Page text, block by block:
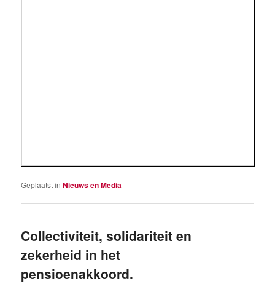
Geplaatst in Nieuws en Media
Collectiviteit, solidariteit en
zekerheid in het
pensioenakkoord.